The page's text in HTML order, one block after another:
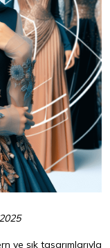
ve şık tasarımlarıyla